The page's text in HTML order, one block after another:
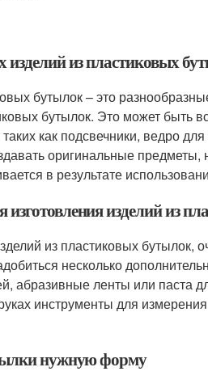
из пластиковых
бутылок – это
бутылок. Это может быть
как подсвечники, ведро
оригинальные предметы,
в результате
изделий из
из пластиковых бутылок,
несколько
абразивные ленты или паста
инструменты для
нужную форму